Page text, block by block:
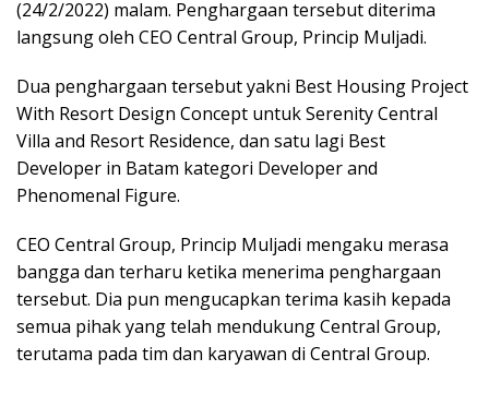
(24/2/2022) malam. Penghargaan tersebut diterima
langsung oleh CEO Central Group, Princip Muljadi.
Dua penghargaan tersebut yakni Best Housing Project
With Resort Design Concept untuk Serenity Central
Villa and Resort Residence, dan satu lagi Best
Developer in Batam kategori Developer and
Phenomenal Figure.
CEO Central Group, Princip Muljadi mengaku merasa
bangga dan terharu ketika menerima penghargaan
tersebut. Dia pun mengucapkan terima kasih kepada
semua pihak yang telah mendukung Central Group,
terutama pada tim dan karyawan di Central Group.